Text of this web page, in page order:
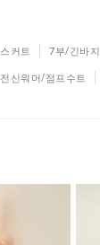
스커트 7부/긴바지
전신워머/점프수트